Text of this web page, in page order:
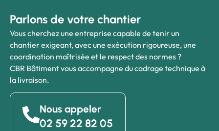
Parlons de votre chantier
Vous cherchez une entreprise capable de tenir un
chantier exigeant, avec une exécution rigoureuse, une
coordination maîtrisée et le respect des normes ?
CBR Bâtiment vous accompagne du cadrage technique à
la livraison.
Nous appeler
02 59 22 82 05